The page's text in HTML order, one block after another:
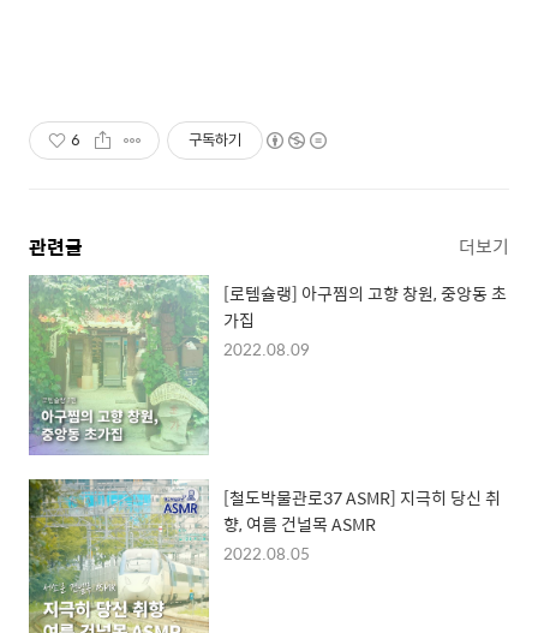
6 구독하기
관련글 더보기
[로템슐랭] 아구찜의 고향 창원, 중앙동 초
가집
2022.08.09
[철도박물관로37 ASMR] 지극히 당신 취
향, 여름 건널목 ASMR
2022.08.05